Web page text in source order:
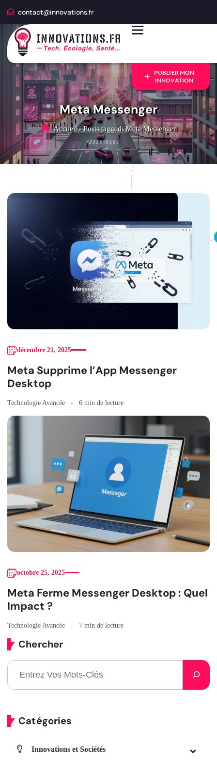
contact@innovations.fr
PUBLIER MON
INNOVATION
Meta Messenger
Accueil - Posts tagged: Meta Messenger
décembre 21, 2025
Meta Supprime l’App Messenger
Desktop
Technologie Avancée 6 min de lecture
octobre 25, 2025
Meta Ferme Messenger Desktop : Quel
Impact ?
Technologie Avancée 7 min de lecture
Chercher
Catégories
Innovations et Sociétés